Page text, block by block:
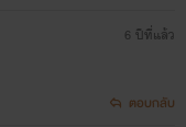
6 ปีที่แล้ว
ตอบกลับ